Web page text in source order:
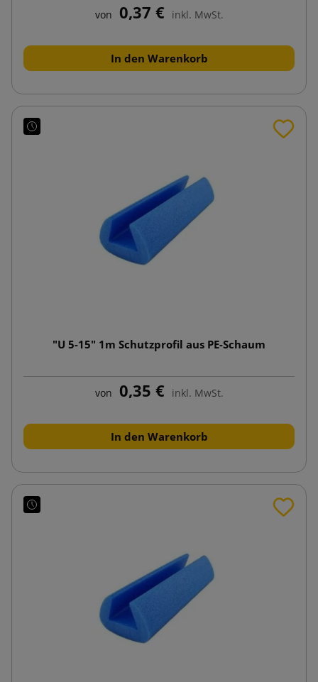
von 0,37 € inkl. MwSt.
In den Warenkorb
"U 5-15" 1m Schutzprofil aus PE-Schaum
von 0,35 € inkl. MwSt.
In den Warenkorb